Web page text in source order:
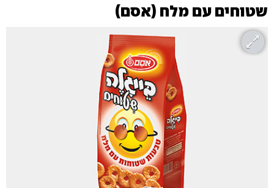
שטוחים עם מלח (אסם)